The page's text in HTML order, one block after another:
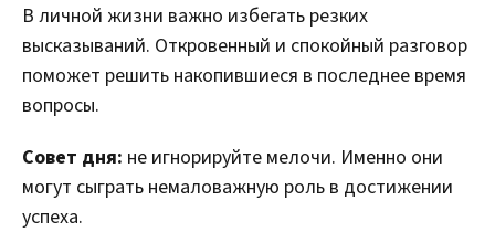
В личной жизни важно избегать резких
высказываний. Откровенный и спокойный разговор
поможет решить накопившиеся в последнее время
вопросы.
Совет дня: не игнорируйте мелочи. Именно они
могут сыграть немаловажную роль в достижении
успеха.